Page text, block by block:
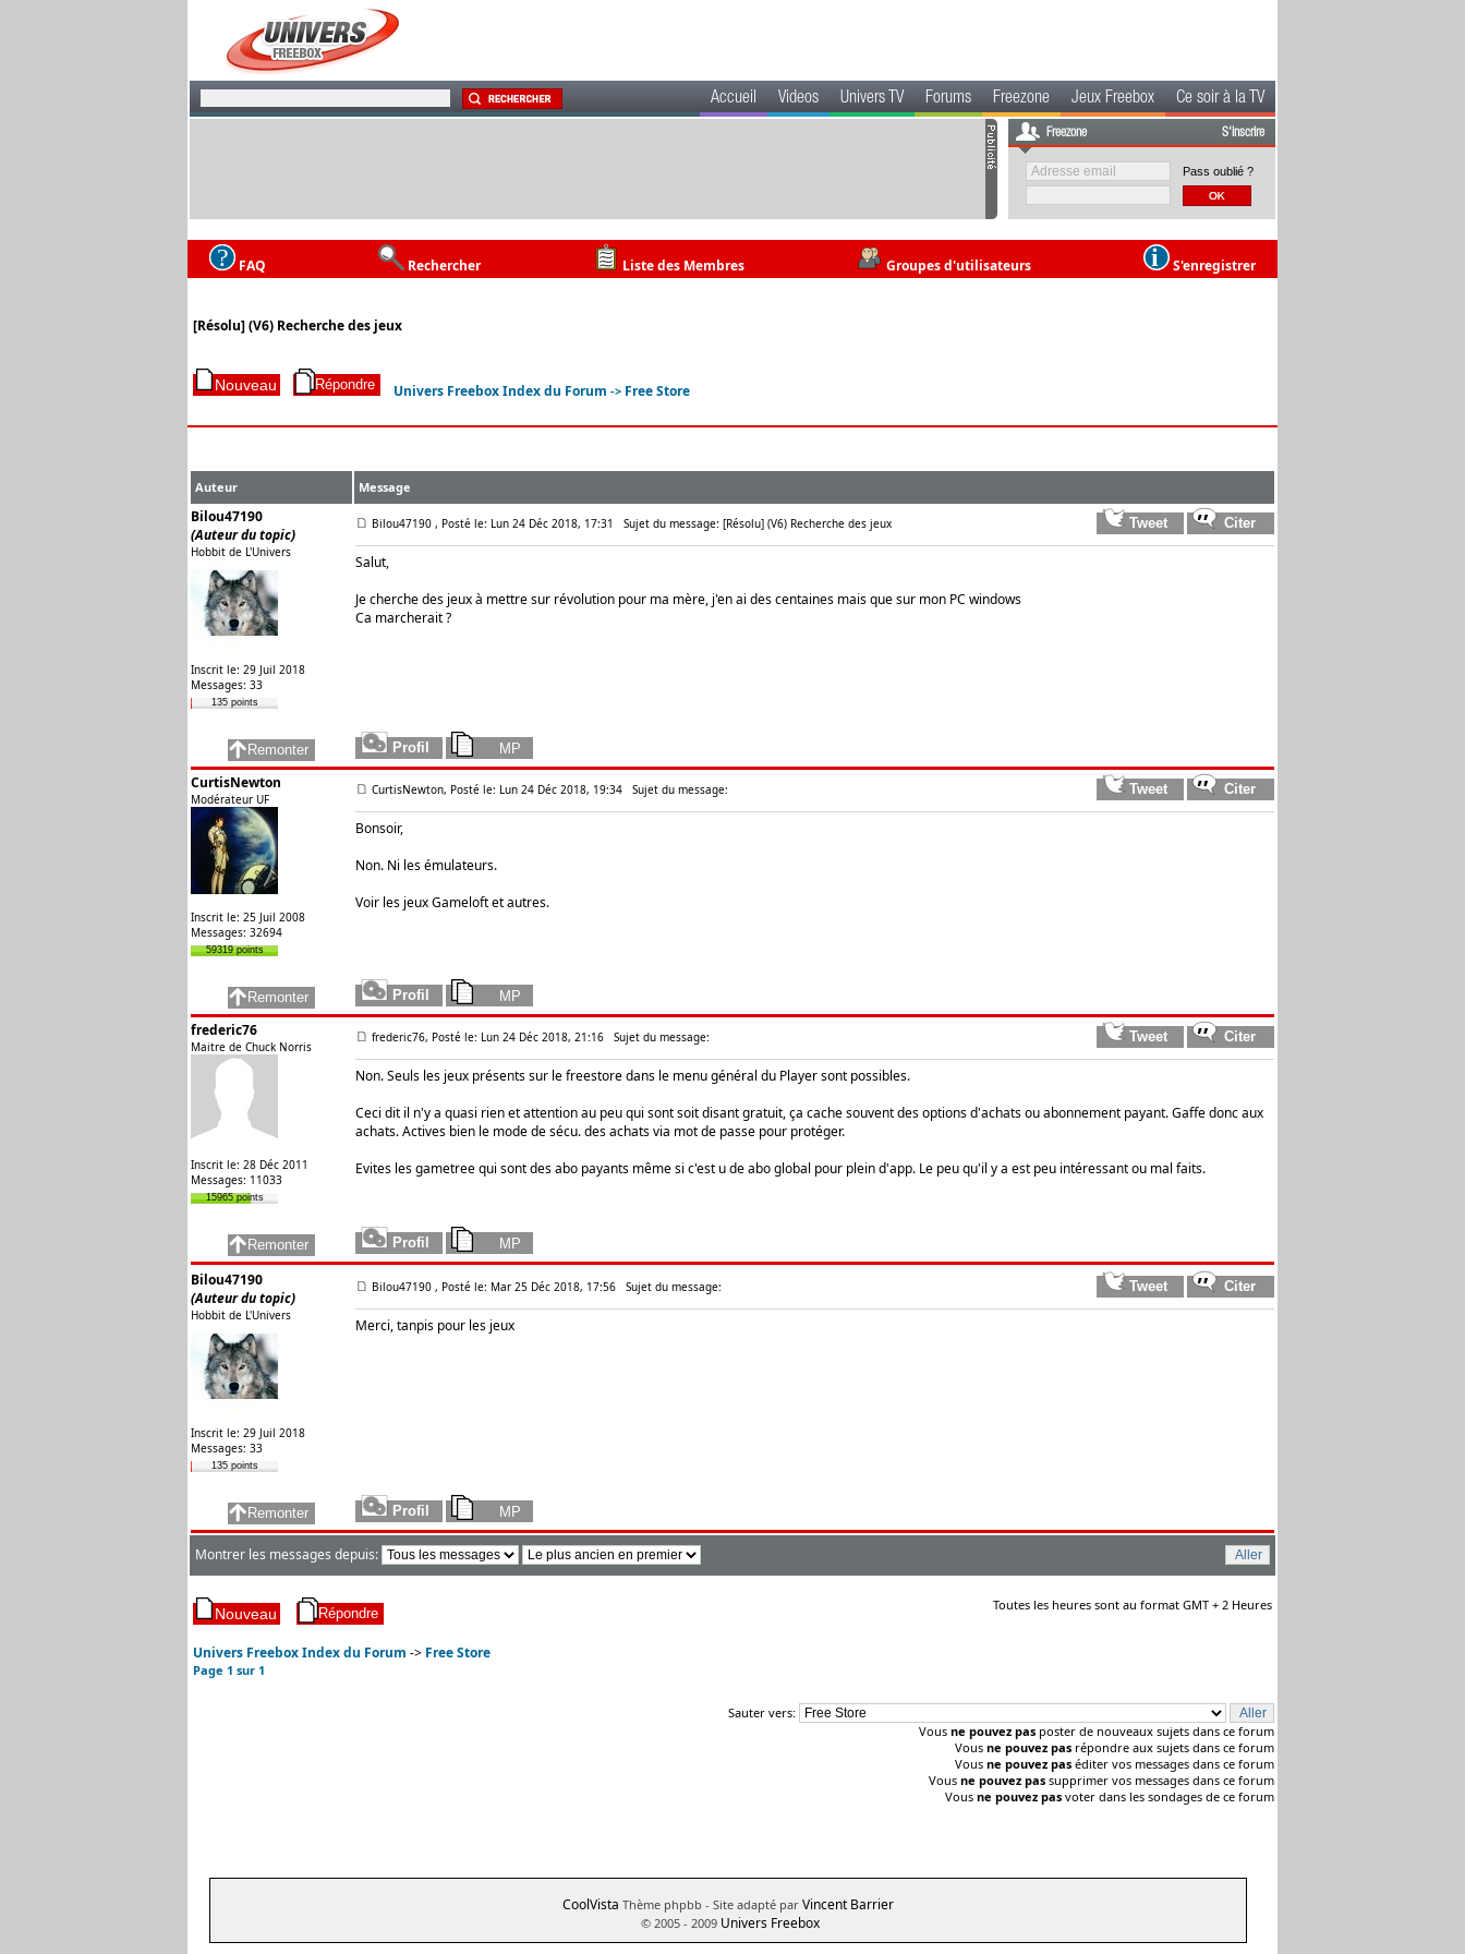
Accueil Videos Univers TV Forums Freezone Jeux Freebox Ce soir à la TV
Freezone S'inscrire
Pass oublié ?
FAQ Rechercher Liste des Membres Groupes d'utilisateurs S'enregistrer
[Résolu] (V6) Recherche des jeux
Univers Freebox Index du Forum -> Free Store
Auteur Message
Bilou47190
(Auteur du topic)
Hobbit de L'Univers
Inscrit le: 29 Juil 2018
Messages: 33
135 points
Bilou47190 , Posté le: Lun 24 Déc 2018, 17:31 Sujet du message: [Résolu] (V6) Recherche des jeux
Salut,
Je cherche des jeux à mettre sur révolution pour ma mère, j'en ai des centaines mais que sur mon PC windows
Ca marcherait ?
CurtisNewton
Modérateur UF
Inscrit le: 25 Juil 2008
Messages: 32694
59319 points
CurtisNewton, Posté le: Lun 24 Déc 2018, 19:34 Sujet du message:
Bonsoir,
Non. Ni les émulateurs.
Voir les jeux Gameloft et autres.
frederic76
Maitre de Chuck Norris
Inscrit le: 28 Déc 2011
Messages: 11033
15965 points
frederic76, Posté le: Lun 24 Déc 2018, 21:16 Sujet du message:
Non. Seuls les jeux présents sur le freestore dans le menu général du Player sont possibles.
Ceci dit il n'y a quasi rien et attention au peu qui sont soit disant gratuit, ça cache souvent des options d'achats ou abonnement payant. Gaffe donc aux
achats. Actives bien le mode de sécu. des achats via mot de passe pour protéger.
Evites les gametree qui sont des abo payants même si c'est u de abo global pour plein d'app. Le peu qu'il y a est peu intéressant ou mal faits.
Bilou47190
(Auteur du topic)
Hobbit de L'Univers
Inscrit le: 29 Juil 2018
Messages: 33
135 points
Bilou47190 , Posté le: Mar 25 Déc 2018, 17:56 Sujet du message:
Merci, tanpis pour les jeux
Montrer les messages depuis:
Univers Freebox Index du Forum -> Free Store
Page 1 sur 1
Toutes les heures sont au format GMT + 2 Heures
Sauter vers:
Vous ne pouvez pas poster de nouveaux sujets dans ce forum
Vous ne pouvez pas répondre aux sujets dans ce forum
Vous ne pouvez pas éditer vos messages dans ce forum
Vous ne pouvez pas supprimer vos messages dans ce forum
Vous ne pouvez pas voter dans les sondages de ce forum
CoolVista Thème phpbb - Site adapté par Vincent Barrier
© 2005 - 2009 Univers Freebox